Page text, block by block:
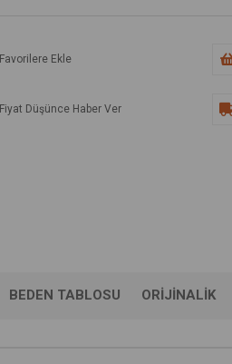
Favorilere Ekle
Fiyat Düşünce Haber Ver
BEDEN TABLOSU ORIJINALIK